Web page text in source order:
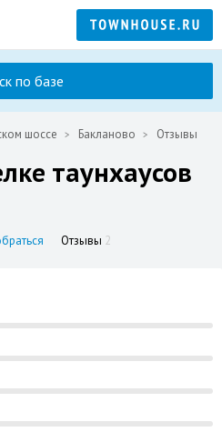
по базе
шоссе Бакланово Отзывы
таунхаусов
Отзывы 2